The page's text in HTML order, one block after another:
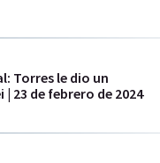
Torres le dio un
23 de febrero de 2024